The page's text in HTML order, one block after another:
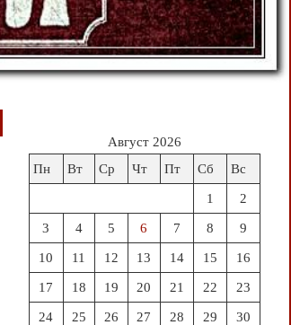
Август 2026
Пн
Вт Ср Чт Пт Сб Вс
1 2
3 4 5 6 7 8 9
10 11 12 13 14 15 16
17 18 19 20 21 22 23
24 25 26 27 28 29 30